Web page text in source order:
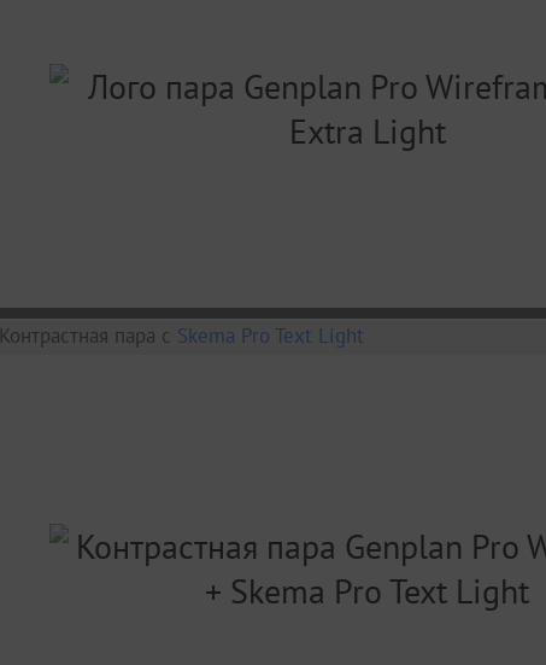
Контрастная пара c Skema Pro Text Light